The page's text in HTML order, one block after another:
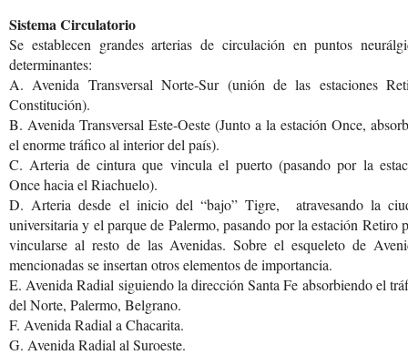
Sistema Circulatorio
Se establecen grandes arterias de circulación en puntos
determinantes:
A. Avenida Transversal Norte-Sur (unión de las estaciones
Constitución).
B. Avenida Transversal Este-Oeste (Junto a la estación Once,
el enorme tráfico al interior del país).
C. Arteria de cintura que vincula el puerto (pasando por la
Once hacia el Riachuelo).
D. Arteria desde el inicio del “bajo” Tigre, atravesando la
universitaria y el parque de Palermo, pasando por la estación Retiro
vincularse al resto de las Avenidas. Sobre el esqueleto de
mencionadas se insertan otros elementos de importancia.
E. Avenida Radial siguiendo la dirección Santa Fe absorbiendo el
del Norte, Palermo, Belgrano.
F. Avenida Radial a Chacarita.
G. Avenida Radial al Suroeste.